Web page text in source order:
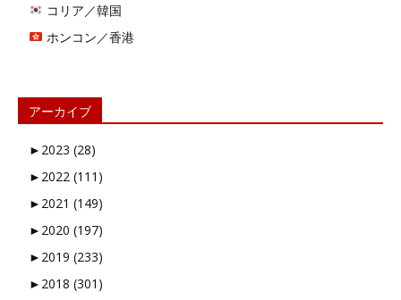
コリア／韓国
ホンコン／香港
アーカイブ
► 2023 (28)
► 2022 (111)
► 2021 (149)
► 2020 (197)
► 2019 (233)
► 2018 (301)